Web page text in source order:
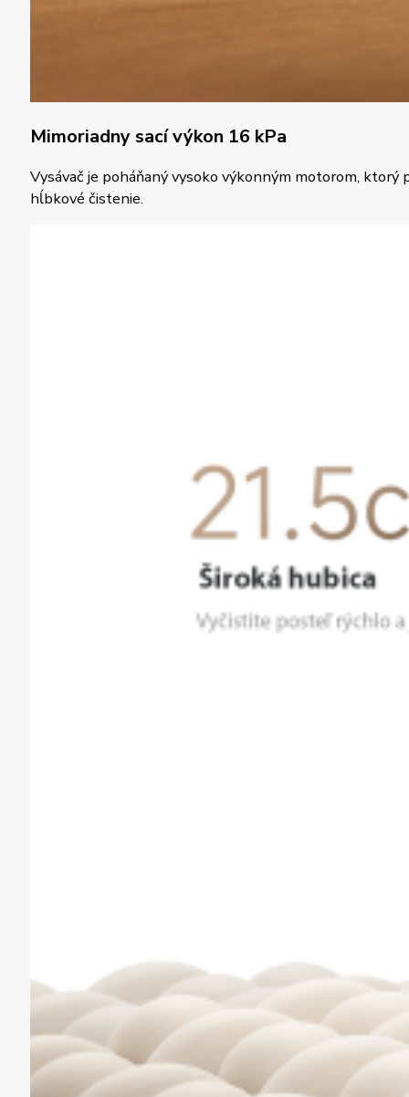
Mimoriadny sací výkon 16 kPa
Vysávač je poháňaný vysoko výkonným motorom,
hĺbkové čistenie.